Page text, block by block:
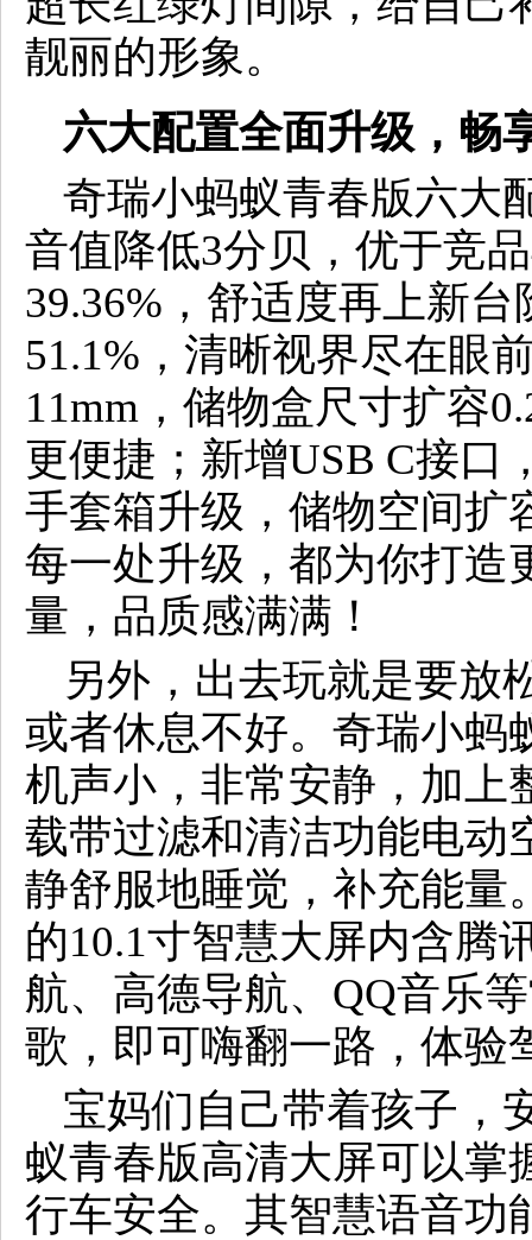
靓丽的形象。
六大配置全面升级，畅
奇瑞小蚂蚁青春版六大
音值降低3分贝，优于竞
39.36%，舒适度再上新
51.1%，清晰视界尽在眼
11mm，储物盒尺寸扩容
更便捷；新增USB C接口
手套箱升级，储物空间扩
每一处升级，都为你打造
量，品质感满满！
另外，出去玩就是要放
或者休息不好。奇瑞小蚂
机声小，非常安静，加上
载带过滤和清洁功能电动
静舒服地睡觉，补充能量
的10.1寸智慧大屏内含腾
航、高德导航、QQ音乐
歌，即可嗨翻一路，体验
宝妈们自己带着孩子，
蚁青春版高清大屏可以掌
行车安全。其智慧语音功